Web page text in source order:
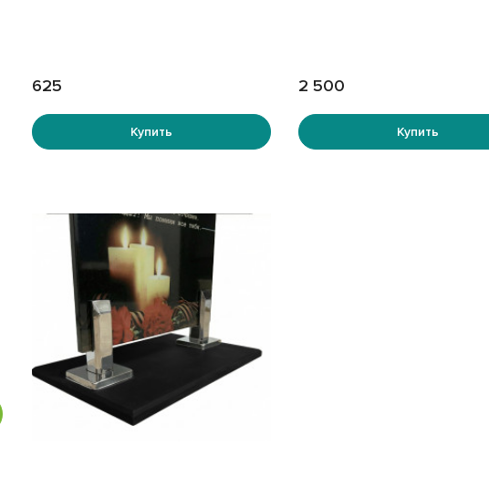
625
Купить
2 500
Купить